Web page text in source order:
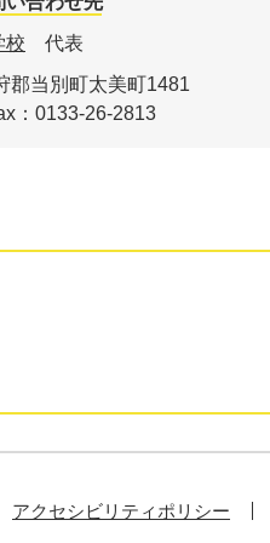
校
代表
郡当別町太美町1481
：0133-26-2813
アクセシビリティポリシー